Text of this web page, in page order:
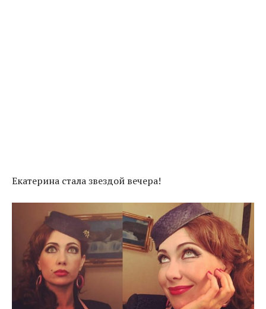
Екатерина стала звездой вечера!